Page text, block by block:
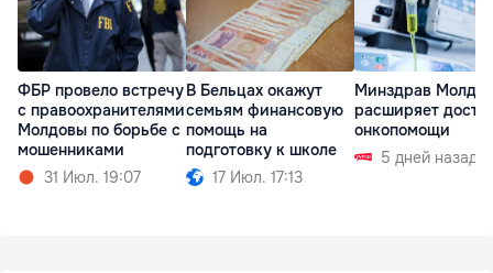
ФБР провело встречу
с правоохранителями
Молдовы по борьбе с
мошенниками
31 Июл. 19:07
В Бельцах окажут
семьям финансовую
помощь на
подготовку к школе
17 Июл. 17:13
Минздрав
расширяет
онкопомощи
5 дней назад